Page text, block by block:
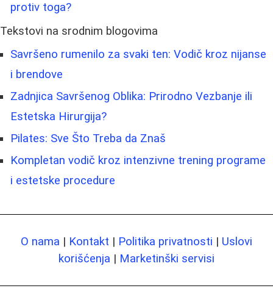
protiv toga?
Tekstovi na srodnim blogovima
Savršeno rumenilo za svaki ten: Vodič kroz nijanse
i brendove
Zadnjica Savršenog Oblika: Prirodno Vezbanje ili
Estetska Hirurgija?
Pilates: Sve Što Treba da Znaš
Kompletan vodič kroz intenzivne trening programe
i estetske procedure
O nama | Kontakt | Politika privatnosti | Uslovi
korišćenja | Marketinški servisi